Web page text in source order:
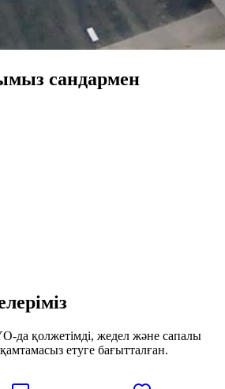
сандармен
қолжетімді, жедел және сапалы
етуге бағытталған.